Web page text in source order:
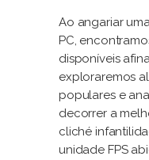
Ao angariar
PC,⁢
disponíveis
exploraremos
populares e
decorrer a
cliché
unidade FPS